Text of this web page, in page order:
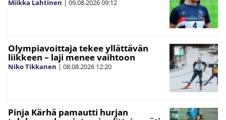
Miikka Lahtinen | 09.08.202609:12
Olympiavoittaja tekee yllättävän
liikkeen – laji menee vaihtoon
Niko Tikkanen | 08.08.2026 12:20
Pinja Kärhä pamautti hurjan